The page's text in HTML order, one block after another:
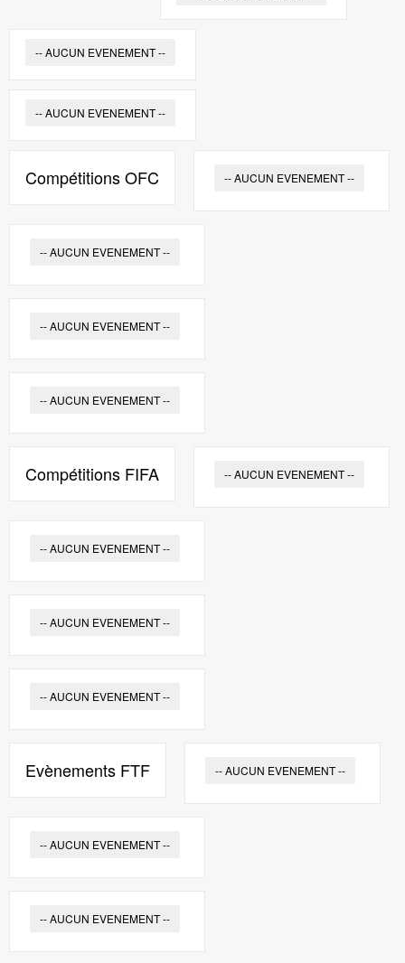
-- AUCUN EVENEMENT --
-- AUCUN EVENEMENT --
Compétitions OFC -- AUCUN EVENEMENT --
-- AUCUN EVENEMENT --
-- AUCUN EVENEMENT --
-- AUCUN EVENEMENT --
Compétitions FIFA -- AUCUN EVENEMENT --
-- AUCUN EVENEMENT --
-- AUCUN EVENEMENT --
-- AUCUN EVENEMENT --
Evènements FTF -- AUCUN EVENEMENT --
-- AUCUN EVENEMENT --
-- AUCUN EVENEMENT --